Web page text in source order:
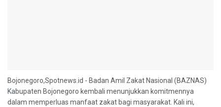
Bojonegoro,Spotnews.id - Badan Amil Zakat Nasional (BAZNAS)
Kabupaten Bojonegoro kembali menunjukkan komitmennya
dalam memperluas manfaat zakat bagi masyarakat. Kali ini,